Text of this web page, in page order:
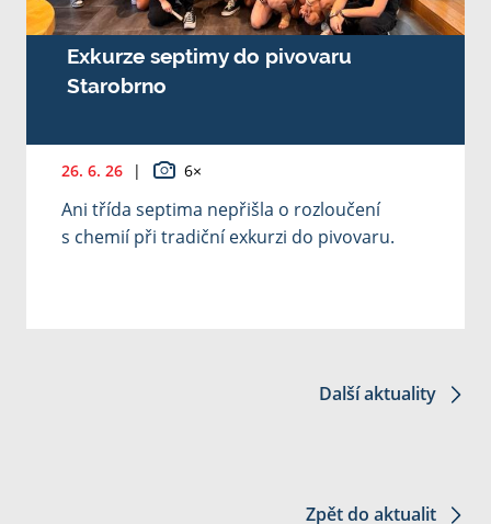
Exkurze septimy do pivovaru
Starobrno
26. 6. 26 | 6×
Ani třída septima nepřišla o rozloučení
s chemií při tradiční exkurzi do pivovaru.
Další aktuality
Zpět do aktualit